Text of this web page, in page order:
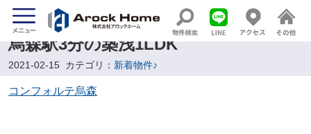
烏森駅3分の築浅1LDK
2021-02-15 カテゴリ： 新着物件♪
コンフォルテ烏森